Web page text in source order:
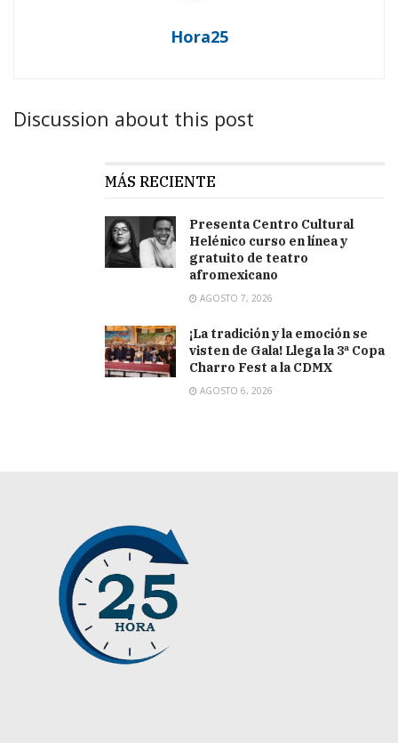
Hora25
Discussion about this post
MÁS RECIENTE
Presenta Centro Cultural
Helénico curso en línea y
gratuito de teatro
afromexicano
AGOSTO 7, 2026
¡La tradición y la emoción se
visten de Gala! Llega la 3ª Copa
Charro Fest a la CDMX
AGOSTO 6, 2026